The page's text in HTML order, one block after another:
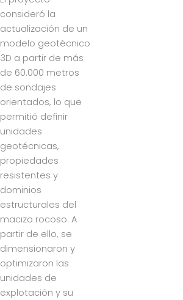
consideró la
actualización de un
modelo geotécnico
3D a partir de más
de 60.000 metros
de sondajes
orientados, lo que
permitió definir
unidades
geotécnicas,
propiedades
resistentes y
dominios
estructurales del
macizo rocoso. A
partir de ello, se
dimensionaron y
optimizaron las
unidades de
explotación y su